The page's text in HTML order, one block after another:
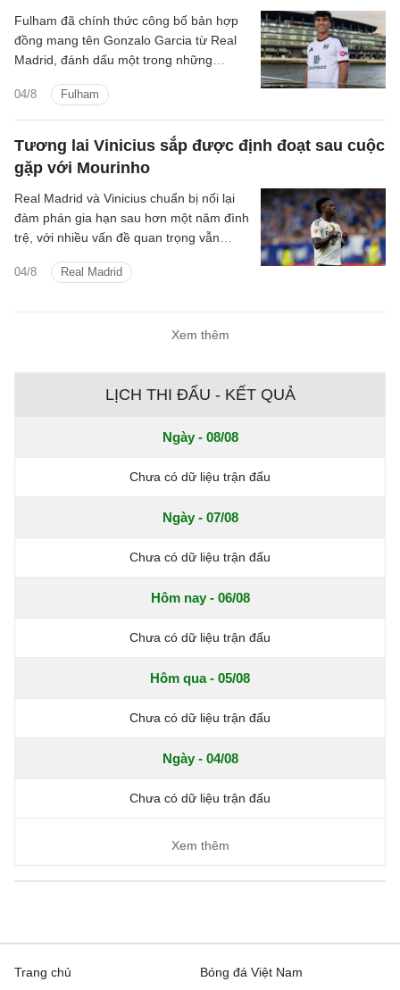
04/8 Fulham
Fulham đã chính thức công bố bản hợp
đồng mang tên Gonzalo Garcia từ Real
Madrid, đánh dấu một trong những
thành London trước thềm mùa giải mới.
Tương lai Vinicius sắp được định đoạt sau cuộc
gặp với Mourinho
04/8 Real Madrid
Real Madrid và Vinicius chuẩn bị nối lại
đàm phán gia hạn sau hơn một năm đình
trệ, với nhiều vấn đề quan trọng vẫn
Xem thêm
LỊCH THI ĐẤU - KẾT QUẢ
Ngày - 08/08
Chưa có dữ liệu trận đấu
Ngày - 07/08
Chưa có dữ liệu trận đấu
Hôm nay - 06/08
Chưa có dữ liệu trận đấu
Hôm qua - 05/08
Chưa có dữ liệu trận đấu
Ngày - 04/08
Chưa có dữ liệu trận đấu
Xem thêm
Trang chủ
Bóng đá Việt Nam